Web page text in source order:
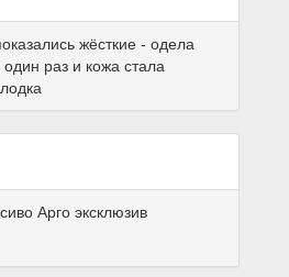
жёсткие - одела
один раз и кожа стала
Арго эксклюзив